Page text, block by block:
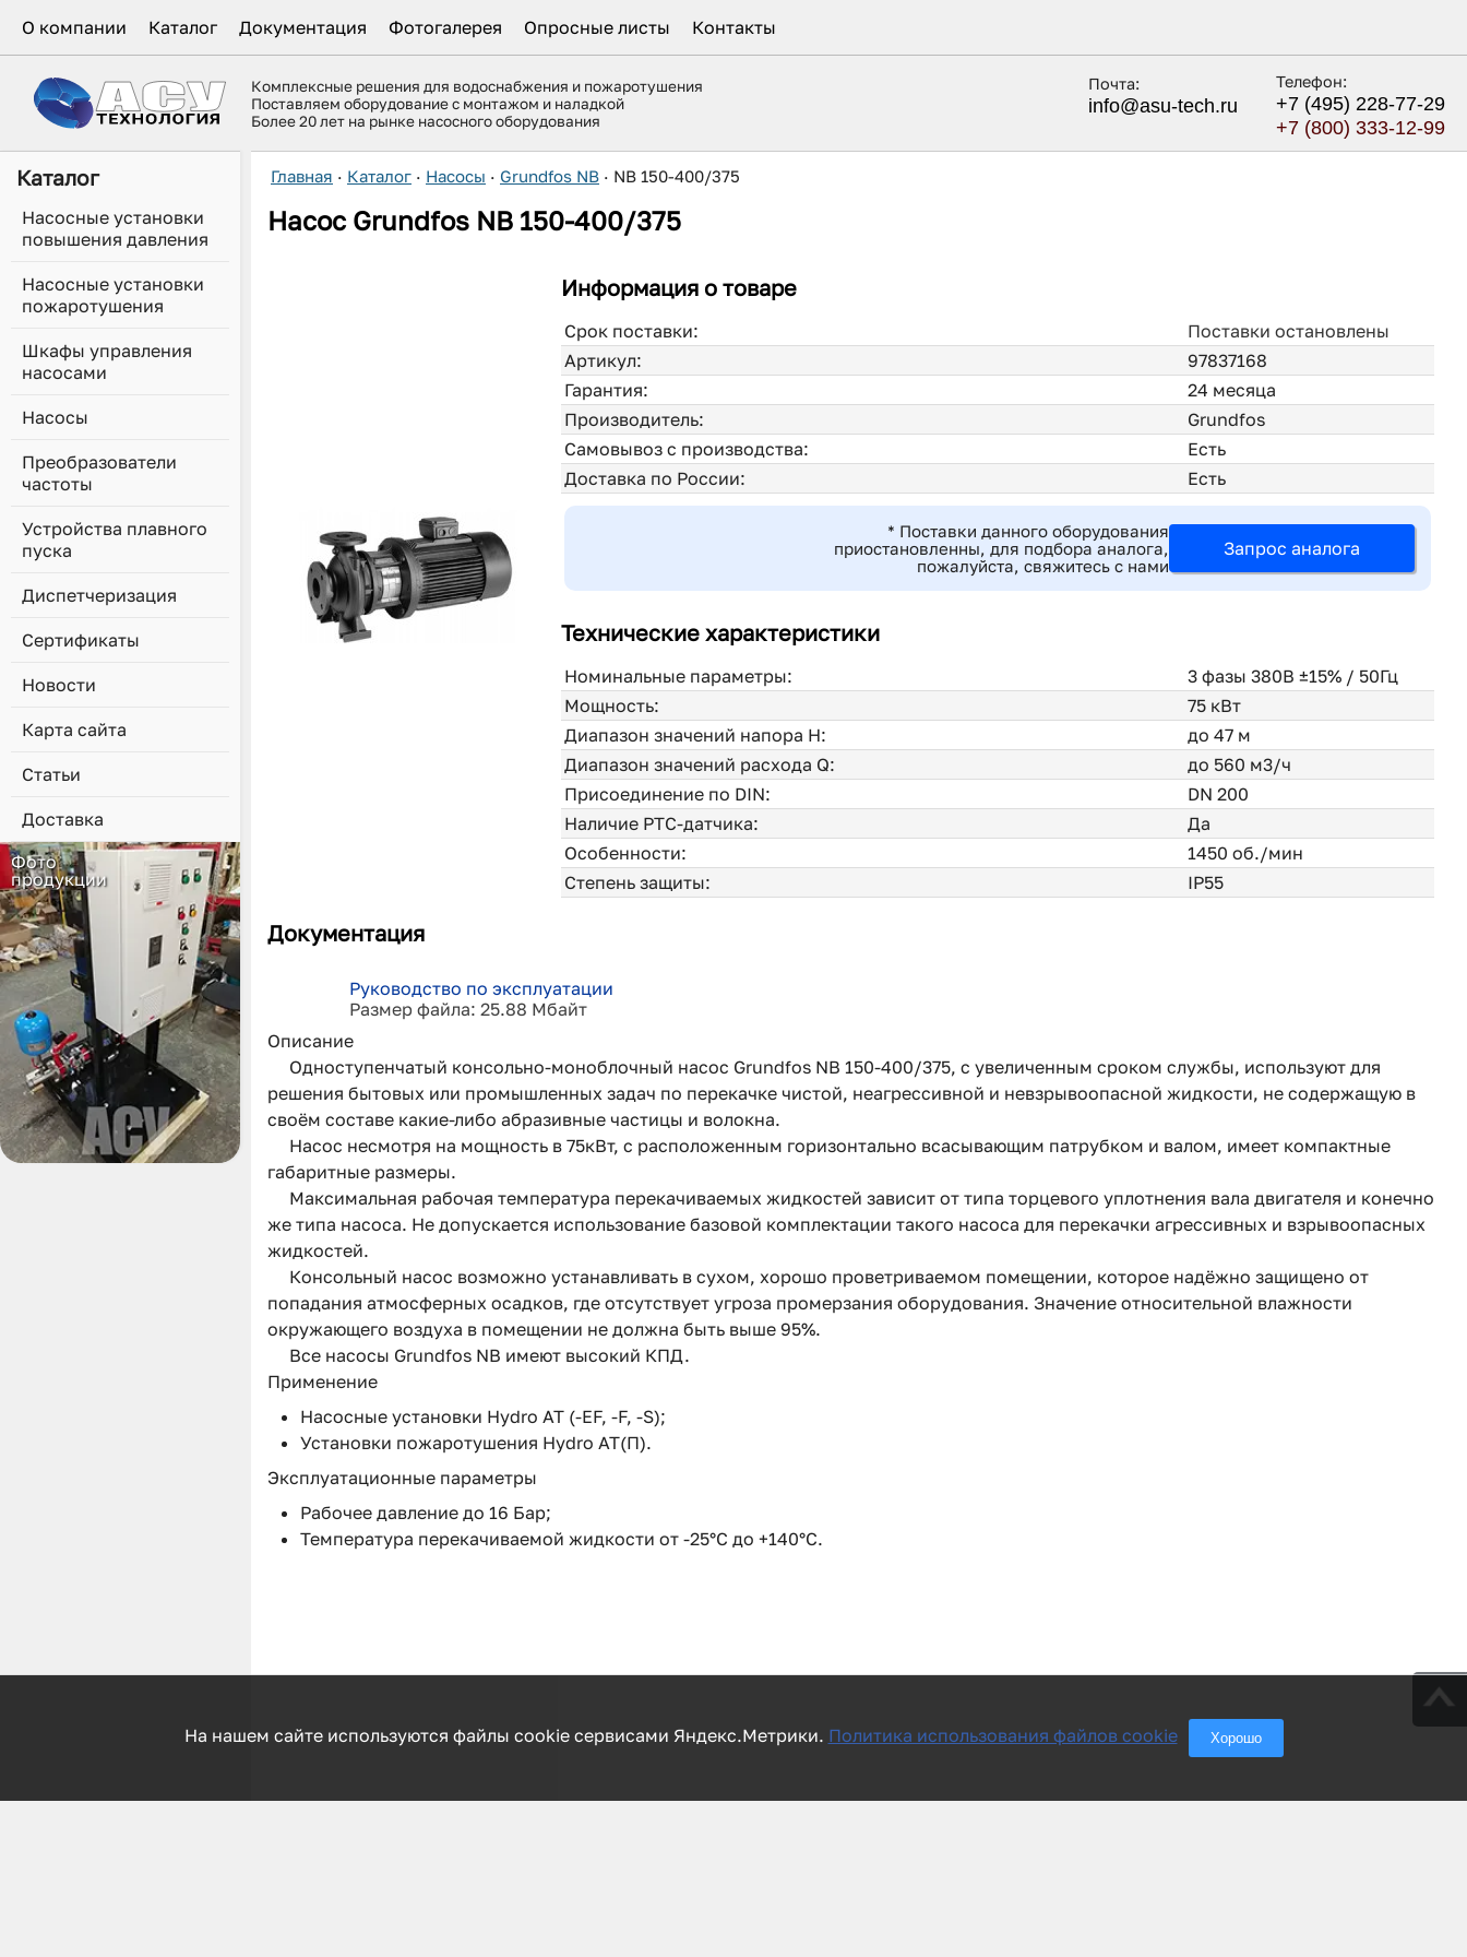
О компании Каталог Документация Фотогалерея Опросные листы Контакты
Комплексные решения для водоснабжения и пожаротушения
Поставляем оборудование с монтажом и наладкой
Более 20 лет на рынке насосного оборудования
Почта:
info@asu-tech.ru
Телефон:
+7 (495) 228-77-29
+7 (800) 333-12-99
Каталог
Насосные установки
повышения давления
Насосные установки
пожаротушения
Шкафы управления
насосами
Насосы
Преобразователи
частоты
Устройства плавного
пуска
Диспетчеризация
Сертификаты
Новости
Карта сайта
Статьи
Доставка
Фото
продукции
Главная · Каталог · Насосы · Grundfos NB · NB 150-400/375
Насос Grundfos NB 150-400/375
Информация о товаре
Срок поставки:
Поставки остановлены
Артикул:
97837168
Гарантия:
24 месяца
Производитель:
Grundfos
Самовывоз с производства:
Есть
Доставка по России:
Есть
* Поставки данного оборудования
приостановленны, для подбора аналога,
пожалуйста, свяжитесь с нами
Запрос аналога
Технические характеристики
Номинальные параметры:
3 фазы 380В ±15% / 50Гц
Мощность:
75 кВт
Диапазон значений напора H:
до 47 м
Диапазон значений расхода Q:
до 560 м3/ч
Присоединение по DIN:
DN 200
Наличие PTC-датчика:
Да
Особенности:
1450 об./мин
Степень защиты:
IP55
Документация
Руководство по эксплуатации
Размер файла: 25.88 Мбайт
Описание
Одноступенчатый консольно-моноблочный насос Grundfos NB 150-400/375, с увеличенным сроком службы, используют для
решения бытовых или промышленных задач по перекачке чистой, неагрессивной и невзрывоопасной жидкости, не содержащую в
своём составе какие-либо абразивные частицы и волокна.
Насос несмотря на мощность в 75кВт, с расположенным горизонтально всасывающим патрубком и валом, имеет компактные
габаритные размеры.
Максимальная рабочая температура перекачиваемых жидкостей зависит от типа торцевого уплотнения вала двигателя и конечно
же типа насоса. Не допускается использование базовой комплектации такого насоса для перекачки агрессивных и взрывоопасных
жидкостей.
Консольный насос возможно устанавливать в сухом, хорошо проветриваемом помещении, которое надёжно защищено от
попадания атмосферных осадков, где отсутствует угроза промерзания оборудования. Значение относительной влажности
окружающего воздуха в помещении не должна быть выше 95%.
Все насосы Grundfos NB имеют высокий КПД.
Применение
Насосные установки Hydro AT (-EF, -F, -S);
Установки пожаротушения Hydro АТ(П).
Эксплуатационные параметры
Рабочее давление до 16 Бар;
Температура перекачиваемой жидкости от -25°C до +140°C.
На нашем сайте используются файлы cookie сервисами Яндекс.Метрики. Политика использования файлов cookie Хорошо